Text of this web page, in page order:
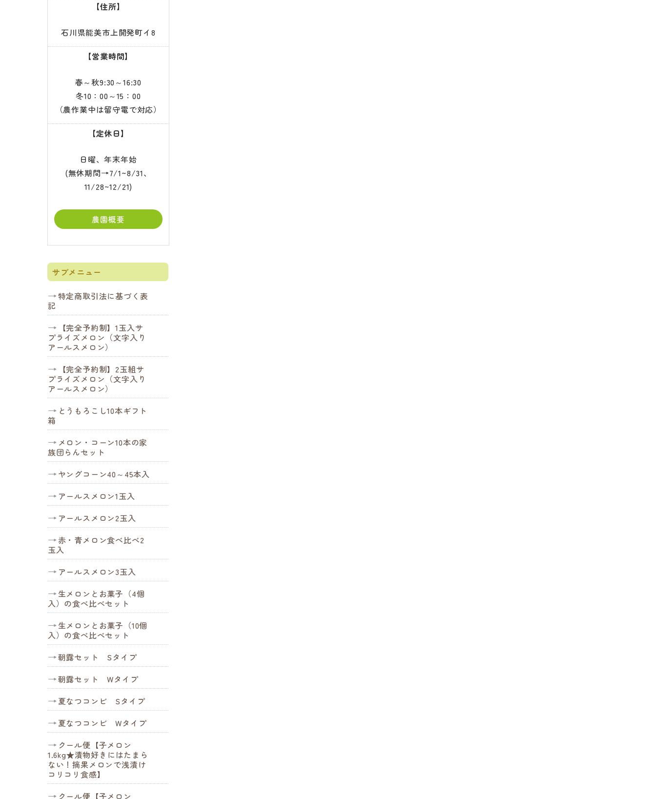
【住所】
石川県能美市上開発町イ8
【営業時間】
春～秋9:30～16:30
冬10：00～15：00
（農作業中は留守電で対応）
【定休日】
日曜、年末年始
(無休期間→7/1~8/31、
11/28~12/21)
農園概要
サブメニュー
特定商取引法に基づく表
記
【完全予約制】1玉入サ
プライズメロン（文字入り
アールスメロン）
【完全予約制】2玉組サ
プライズメロン（文字入り
アールスメロン）
とうもろこし10本ギフト
箱
メロン・コーン10本の家
族団らんセット
ヤングコーン40～45本入
アールスメロン1玉入
アールスメロン2玉入
赤・青メロン食べ比べ2
玉入
アールスメロン3玉入
生メロンとお菓子（4個
入）の食べ比べセット
生メロンとお菓子（10個
入）の食べ比べセット
朝露セット Sタイプ
朝露セット Wタイプ
夏なつコンビ Sタイプ
夏なつコンビ Wタイプ
クール便【子メロン
1.6kg★漬物好きにはたまら
ない！摘果メロンで浅漬け
コリコリ食感】
クール便【子メロン